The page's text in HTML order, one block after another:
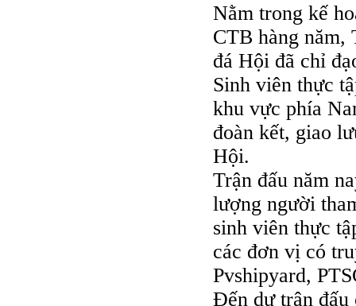
Nằm trong kế
CTB hàng năm,
đá Hội đã chỉ
Sinh viên thực
khu vực phía
đoàn kết, giao
Hội.
Trận đấu năm
lượng người
sinh viên thực
các đơn vị có
Pvshipyard,
Đến dự trận đấu